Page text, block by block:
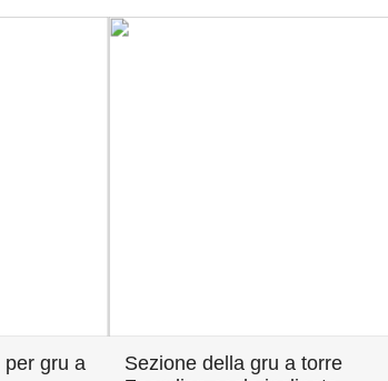
gru a
Sezione della gru a torre